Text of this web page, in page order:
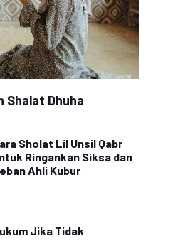
Shalat Dhuha
Sholat Lil Unsil Qabr
Ringankan Siksa dan
Ahli Kubur
Jika Tidak